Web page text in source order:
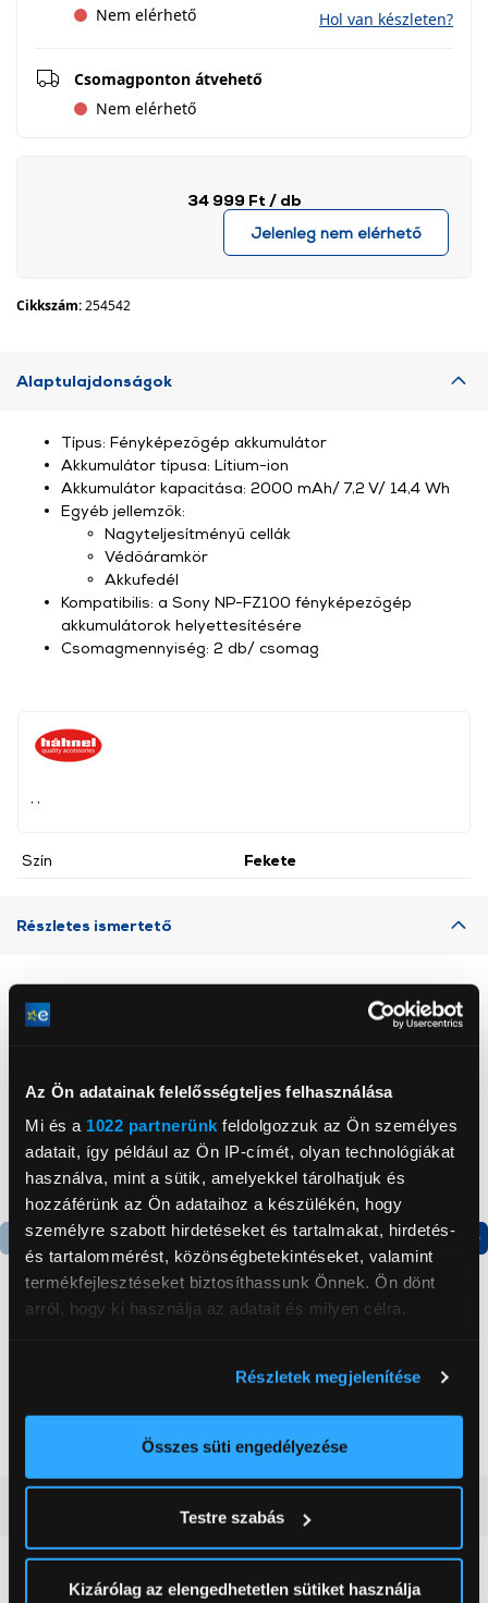
Az Ön adatainak felelősségteljes felhasználása
Mi és a 1022 partnerünk feldolgozzuk az Ön személyes
adatait, így például az Ön IP-címét, olyan technológiákat
használva, mint a sütik, amelyekkel tárolhatjuk és
hozzáférünk az Ön adataihoz a készülékén, hogy
személyre szabott hirdetéseket és tartalmakat, hirdetés-
és tartalommérést, közönségbetekintéseket, valamint
termékfejlesztéseket biztosíthassunk Önnek. Ön dönt
arról, hogy ki használja az adatait és milyen célra.
elhelyezkedéséről pár méteres pontossággal
Az Ön készülékén beazonosítása annak konkrét
módjairól és adja meg preferenciáit aRészletek
pontban. Bármikor módosíthatja vagy visszavonhatja a
Sütinyilatkozathoz való hozzájárulását.
Részletek megjelenítése
Összes süti engedélyezése
Testre szabás
Kizárólag az elengedhetetlen sütiket használja
Nem elérhető
Hol van készleten?
Csomagponton átvehető
Nem elérhető
34 999 Ft / db
Jelenleg nem elérhető
Cikkszám:254542
Alaptulajdonságok
Szín Fekete
Típus: Fényképezőgép akkumulátor
Akkumulátor típusa: Lítium-ion
Akkumulátor kapacitása: 2000 mAh/ 7,2 V/ 14,4 Wh
Egyéb jellemzők:
Nagyteljesítményű cellák
Védőáramkör
Akkufedél
Kompatibilis: a Sony NP-FZ100 fényképezőgép
akkumulátorok helyettesítésére
Csomagmennyiség: 2 db/ csomag
Részletes ismertető
Termék adatlap
199 999 Ft
Termék adatlap
kombinált hűtőszekrény
179 999 Ft
0